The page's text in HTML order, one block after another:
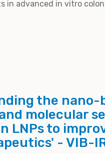
in advanced in vitro
the nano-
molecular
LNPs to
- VIB-